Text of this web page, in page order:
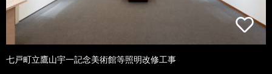
七戸町立鷹山宇一記念美術館等照明改修工事